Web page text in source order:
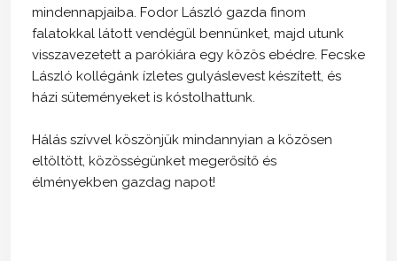
mindennapjaiba. Fodor László gazda finom
falatokkal látott vendégül bennünket, majd utunk
visszavezetett a parókiára egy közös ebédre. Fecske
László kollégánk ízletes gulyáslevest készített, és
házi süteményeket is kóstolhattunk.
Hálás szívvel köszönjük mindannyian a közösen
eltöltött, közösségünket megerősítő és
élményekben gazdag napot!